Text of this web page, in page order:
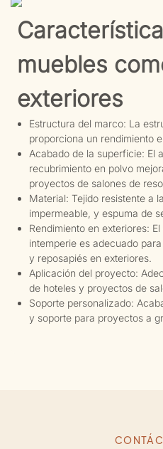
muebles
exteriores
Estructura del marco: La
proporciona un rendimiento
Acabado de la superficie: El
recubrimiento en polvo
proyectos de salones de
Material: Tejido resistente a
impermeable, y espuma de
Rendimiento en exteriores:
intemperie es adecuado
y reposapiés en exteriores.
Aplicación del proyecto:
de hoteles y proyectos de
Soporte personalizado:
y soporte para proyectos a